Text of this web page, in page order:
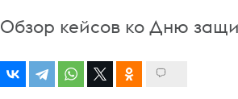
Обзор кейсов ко Дню